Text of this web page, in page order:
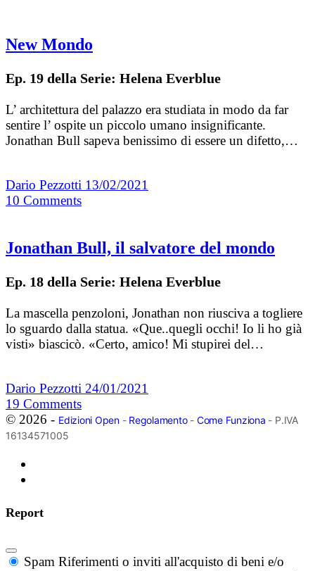
New Mondo
Ep. 19 della Serie: Helena Everblue
L’ architettura del palazzo era studiata in modo da far
sentire l’ ospite un piccolo umano insignificante.
Jonathan Bull sapeva benissimo di essere un difetto,…
Dario Pezzotti 13/02/2021
10 Comments
Jonathan Bull, il salvatore del mondo
Ep. 18 della Serie: Helena Everblue
La mascella penzoloni, Jonathan non riusciva a togliere
lo sguardo dalla statua. «Que..quegli occhi! Io li ho già
visti» biascicò. «Certo, amico! Mi stupirei del…
Dario Pezzotti 24/01/2021
19 Comments
© 2026 - Edizioni Open- Regolamento- Come Funziona - P.IVA
16134571005
Report
Spam Riferimenti o inviti all'acquisto di beni e/o